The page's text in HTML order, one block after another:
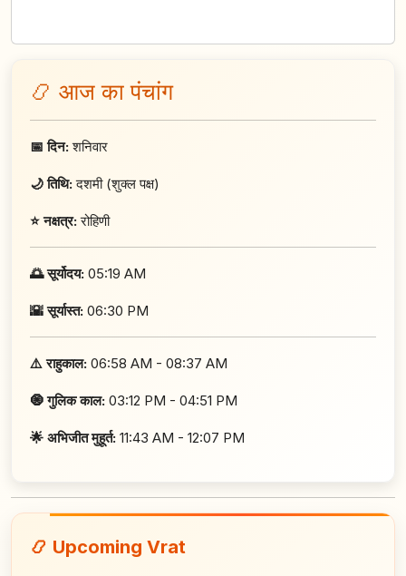
📿 आज का पंचांग
📅 दिन:शनिवार
🌙 तिथि:दशमी (शुक्ल पक्ष)
⭐ नक्षत्र:रोहिणी
🌅 सूर्योदय: 05:19 AM
🌇 सूर्यास्त: 06:30 PM
⚠️ राहुकाल: 06:58 AM - 08:37 AM
🧿 गुलिक काल: 03:12 PM - 04:51 PM
🌟 अभिजीत मुहूर्त: 11:43 AM - 12:07 PM
📿 Upcoming Vrat